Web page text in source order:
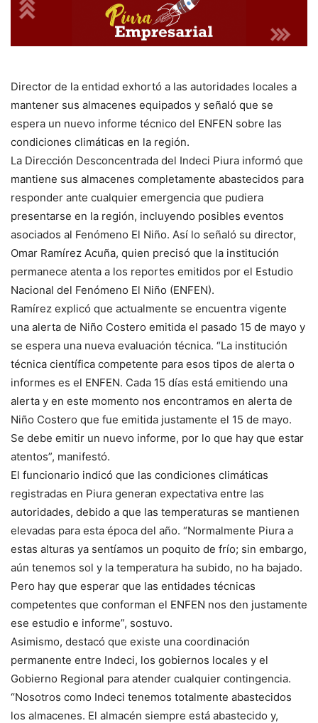
Director de la entidad exhortó a las autoridades locales a
mantener sus almacenes equipados y señaló que se
espera un nuevo informe técnico del ENFEN sobre las
condiciones climáticas en la región.
La Dirección Desconcentrada del Indeci Piura informó que
mantiene sus almacenes completamente abastecidos para
responder ante cualquier emergencia que pudiera
presentarse en la región, incluyendo posibles eventos
asociados al Fenómeno El Niño. Así lo señaló su director,
Omar Ramírez Acuña, quien precisó que la institución
permanece atenta a los reportes emitidos por el Estudio
Nacional del Fenómeno El Niño (ENFEN).
Ramírez explicó que actualmente se encuentra vigente
una alerta de Niño Costero emitida el pasado 15 de mayo y
se espera una nueva evaluación técnica. “La institución
técnica científica competente para esos tipos de alerta o
informes es el ENFEN. Cada 15 días está emitiendo una
alerta y en este momento nos encontramos en alerta de
Niño Costero que fue emitida justamente el 15 de mayo.
Se debe emitir un nuevo informe, por lo que hay que estar
atentos”, manifestó.
El funcionario indicó que las condiciones climáticas
registradas en Piura generan expectativa entre las
autoridades, debido a que las temperaturas se mantienen
elevadas para esta época del año. “Normalmente Piura a
estas alturas ya sentíamos un poquito de frío; sin embargo,
aún tenemos sol y la temperatura ha subido, no ha bajado.
Pero hay que esperar que las entidades técnicas
competentes que conforman el ENFEN nos den justamente
ese estudio e informe”, sostuvo.
Asimismo, destacó que existe una coordinación
permanente entre Indeci, los gobiernos locales y el
Gobierno Regional para atender cualquier contingencia.
“Nosotros como Indeci tenemos totalmente abastecidos
los almacenes. El almacén siempre está abastecido y,